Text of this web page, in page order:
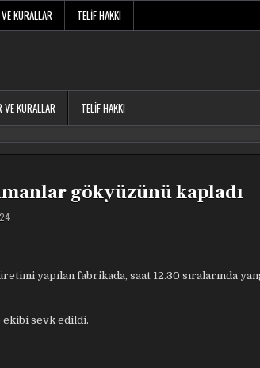
KURALLAR TELIF HAKKI
VE KURALLAR TELIF HAKKI
gökyüzünü kapladı
yapılan fabrikada, saat 12.30 sıralarında
ekibi sevk edildi.